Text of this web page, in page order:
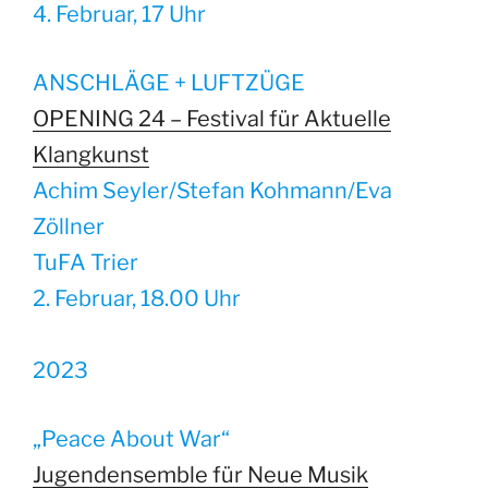
4. Februar, 17 Uhr
ANSCHLÄGE + LUFTZÜGE
OPENING 24 – Festival für Aktuelle
Klangkunst
Achim Seyler/Stefan Kohmann/Eva
Zöllner
TuFA Trier
2. Februar, 18.00 Uhr
2023
„Peace About War“
Jugendensemble für Neue Musik